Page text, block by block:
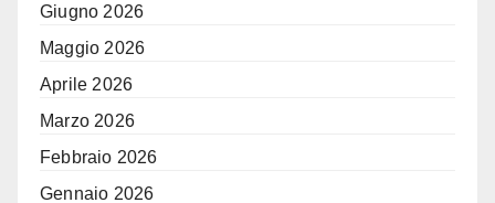
Giugno 2026
Maggio 2026
Aprile 2026
Marzo 2026
Febbraio 2026
Gennaio 2026